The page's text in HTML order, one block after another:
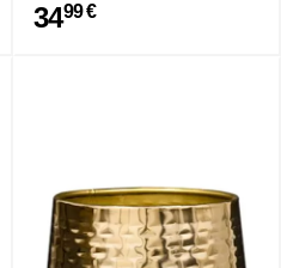
3499 €